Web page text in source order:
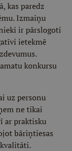
kas paredz
Izmaiņu
ir pārslogoti
ietekmē
konkursu
uz personu
ne tikai
ar praktisku
bāriņtiesas